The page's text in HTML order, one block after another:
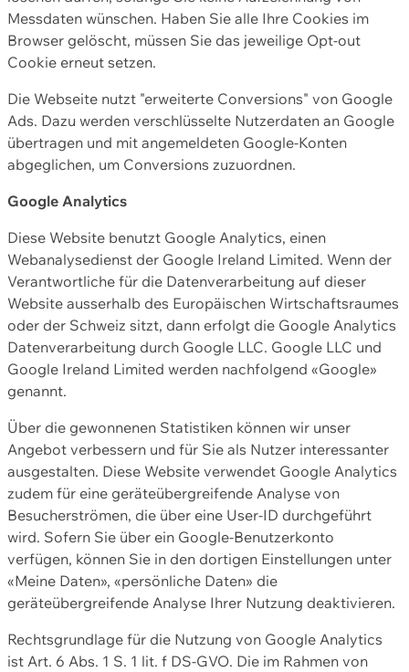
Messdaten wünschen. Haben Sie alle Ihre Cookies im
Browser gelöscht, müssen Sie das jeweilige Opt-out
Cookie erneut setzen.
Die Webseite nutzt "erweiterte Conversions" von Google
Ads. Dazu werden verschlüsselte Nutzerdaten an Google
übertragen und mit angemeldeten Google-Konten
abgeglichen, um Conversions zuzuordnen.
Google Analytics
Diese Website benutzt Google Analytics, einen
Webanalysedienst der Google Ireland Limited. Wenn der
Verantwortliche für die Datenverarbeitung auf dieser
Website ausserhalb des Europäischen Wirtschaftsraumes
oder der Schweiz sitzt, dann erfolgt die Google Analytics
Datenverarbeitung durch Google LLC. Google LLC und
Google Ireland Limited werden nachfolgend «Google»
genannt.
Über die gewonnenen Statistiken können wir unser
Angebot verbessern und für Sie als Nutzer interessanter
ausgestalten. Diese Website verwendet Google Analytics
zudem für eine geräteübergreifende Analyse von
Besucherströmen, die über eine User-ID durchgeführt
wird. Sofern Sie über ein Google-Benutzerkonto
verfügen, können Sie in den dortigen Einstellungen unter
«Meine Daten», «persönliche Daten» die
geräteübergreifende Analyse Ihrer Nutzung deaktivieren.
Rechtsgrundlage für die Nutzung von Google Analytics
ist Art. 6 Abs. 1 S. 1 lit. f DS-GVO. Die im Rahmen von